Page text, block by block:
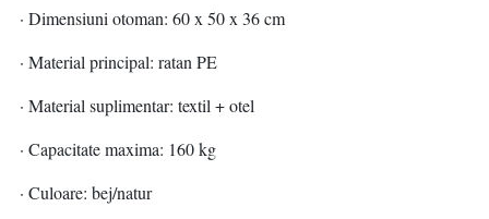
· Dimensiuni otoman: 60 x 50 x 36 cm
· Material principal: ratan PE
· Material suplimentar: textil + otel
· Capacitate maxima: 160 kg
· Culoare: bej/natur